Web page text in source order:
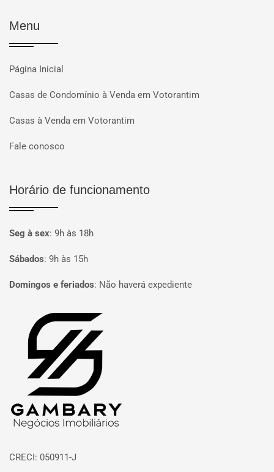
Menu
Página Inicial
Casas de Condomínio à Venda em Votorantim
Casas à Venda em Votorantim
Fale conosco
Horário de funcionamento
Seg à sex: 9h às 18h
Sábados: 9h às 15h
Domingos e feriados: Não haverá expediente
Página inicial
CRECI: 050911-J